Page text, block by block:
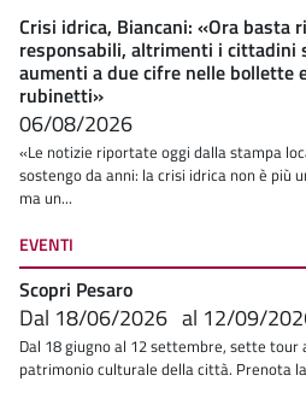
Crisi idrica, Biancani: «Ora basta
responsabili, altrimenti i cittadini
aumenti a due cifre nelle bollette
rubinetti»
06/08/2026
«Le notizie riportate oggi dalla stampa
sostengo da anni: la crisi idrica non è più
ma un...
EVENTI
Scopri Pesaro
Dal 18/06/2026 al 12/09/
Dal 18 giugno al 12 settembre, sette tour
patrimonio culturale della città. Prenota